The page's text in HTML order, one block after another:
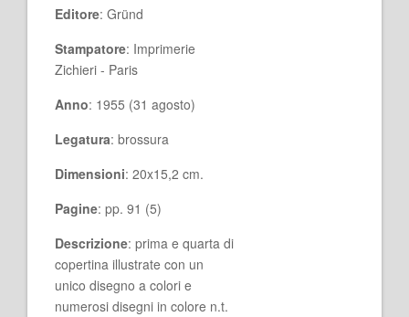
Editore: Gründ
Stampatore: Imprimerie
Zichieri - Paris
Anno: 1955 (31 agosto)
Legatura: brossura
Dimensioni: 20x15,2 cm.
Pagine: pp. 91 (5)
Descrizione: prima e quarta di
copertina illustrate con un
unico disegno a colori e
numerosi disegni in colore n.t.